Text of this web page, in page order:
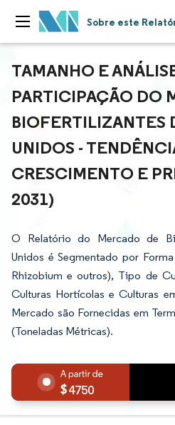
Sobre este
TAMANHO E
PARTICIPAÇÃO DO
BIOFERTILIZANTES
UNIDOS -
CRESCIMENTO E
2031)
O Relatório do Mercado de
Unidos é Segmentado por
Rhizobium e outros), Tipo de
Culturas Hortícolas e Culturas
Mercado são Fornecidas em
(Toneladas Métricas).
4750